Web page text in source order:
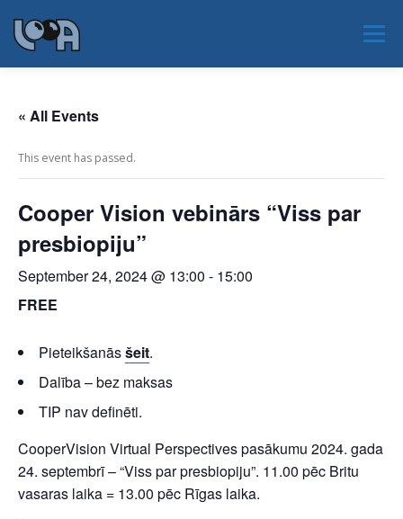
content
Menu
PAR NOZARI
KONTAKTI
« All Events
This event has passed.
Cooper Vision vebinārs “Viss par
presbiopiju”
September 24, 2024 @ 13:00 - 15:00
FREE
Pieteikšanāsšeit.
Dalība – bez maksas
TIP nav definēti.
CooperVision Virtual Perspectives pasākumu 2024. gada
24. septembrī – “Viss par presbiopiju”. 11.00 pēc Britu
vasaras laika = 13.00 pēc Rīgas laika.